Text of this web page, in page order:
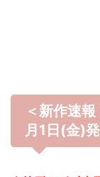
＜新作速
月1日(金)